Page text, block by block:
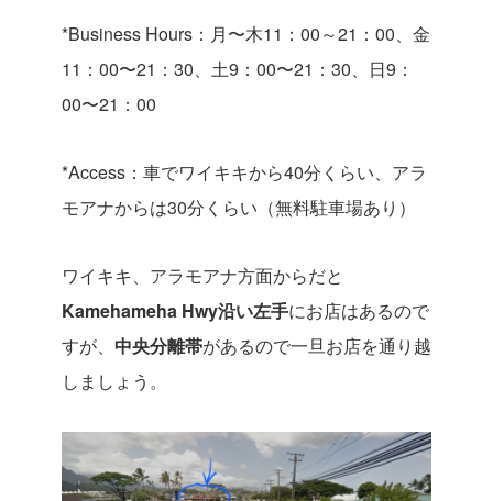
*Business Hours ：月〜木11 ：00～21 ： 00、金
11：00〜21：30、土9：00〜21：30、日9：
00〜21：00
*Access ：車でワイキキから40分くらい、アラ
モアナからは30分くらい（無料駐車場あり）
ワイキキ、アラモアナ方面からだと
Kamehameha Hwy沿い左手にお店はあるので
すが、 中央分離帯があるので一旦お店を通り越
しましょう。